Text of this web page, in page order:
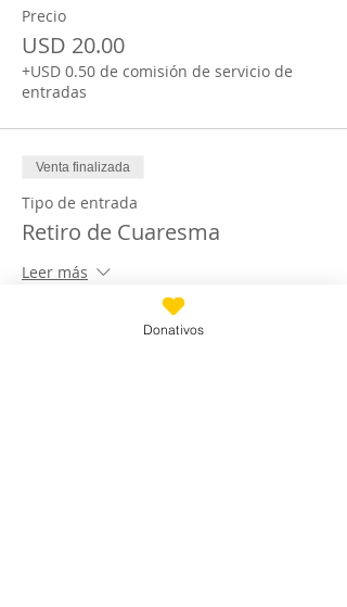
Precio
USD 20.00
+USD 0.50 de comisión de servicio de
entradas
Venta finalizada
Tipo de entrada
Retiro de Cuaresma
Leer más
Donativos